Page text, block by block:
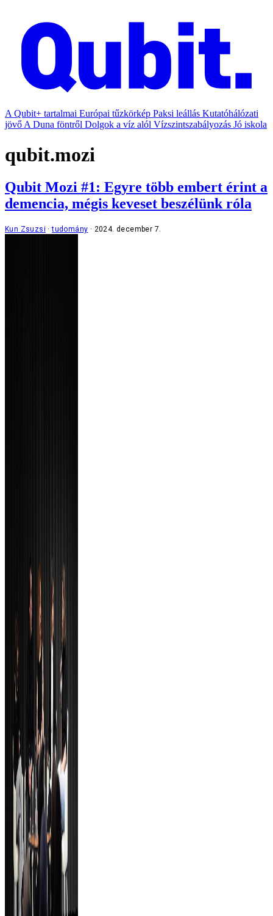
A Qubit+ tartalmai Európai tűzkörkép Paksi leállás Kutatóhálózati
jövő A Duna föntről Dolgok a víz alól Vízszintszabályozás Jó iskola
qubit.mozi
Qubit Mozi #1: Egyre több embert érint a
demencia, mégis keveset beszélünk róla
Kun Zsuzsi tudomány 2024. december 7.